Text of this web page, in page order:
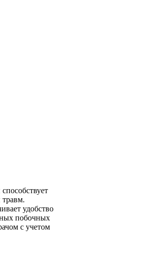
травм.
удобство
побочных
с учетом